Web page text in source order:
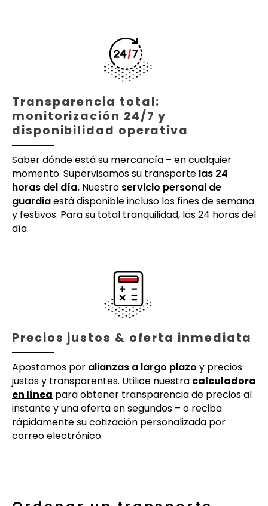
Transparencia total:
monitorización 24/7 y
disponibilidad operativa
Saber dónde está su mercancía – en cualquier
momento. Supervisamos su transporte las 24
horas del día. Nuestro servicio personal de
guardiaestá disponible incluso los fines de semana
y festivos. Para su total tranquilidad, las 24 horas del
día.
Precios justos & oferta inmediata
Apostamos por alianzas a largo plazo y precios
justos y transparentes. Utilice nuestra calculadora
en línea para obtener transparencia de precios al
instante y una oferta en segundos – o reciba
rápidamente su cotización personalizada por
correo electrónico.